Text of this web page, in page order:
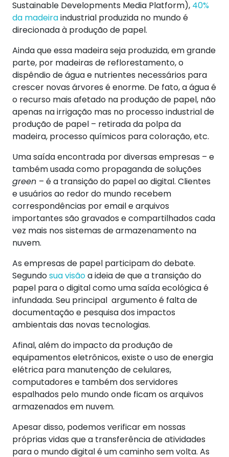
Sustainable Developments Media Platform), 40%
da madeiraindustrial produzida no mundo é
direcionada à produção de papel.
Ainda que essa madeira seja produzida, em grande
parte, por madeiras de reflorestamento, o
dispêndio de água e nutrientes necessários para
crescer novas árvores é enorme. De fato, a água é
o recurso mais afetado na produção de papel, não
apenas na irrigação mas no processo industrial de
produção de papel – retirada da polpa da
madeira, processo químicos para coloração, etc.
Uma saída encontrada por diversas empresas – e
também usada como propaganda de soluções
green – é a transição do papel ao digital. Clientes
e usuários ao redor do mundo recebem
correspondências por email e arquivos
importantes são gravados e compartilhados cada
vez mais nos sistemas de armazenamento na
nuvem.
As empresas de papel participam do debate.
Segundosua visãoa ideia de que a transição do
papel para o digital como uma saída ecológica é
infundada. Seu principal argumento é falta de
documentação e pesquisa dos impactos
ambientais das novas tecnologias.
Afinal, além do impacto da produção de
equipamentos eletrônicos, existe o uso de energia
elétrica para manutenção de celulares,
computadores e também dos servidores
espalhados pelo mundo onde ficam os arquivos
armazenados em nuvem.
Apesar disso, podemos verificar em nossas
próprias vidas que a transferência de atividades
para o mundo digital é um caminho sem volta. As